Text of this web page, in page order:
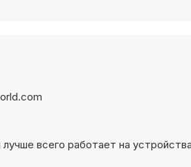
всего работает на